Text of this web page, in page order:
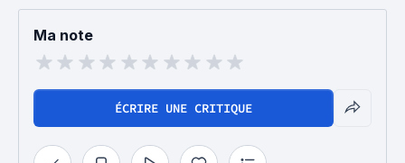
Ma note
ÉCRIRE UNE CRITIQUE